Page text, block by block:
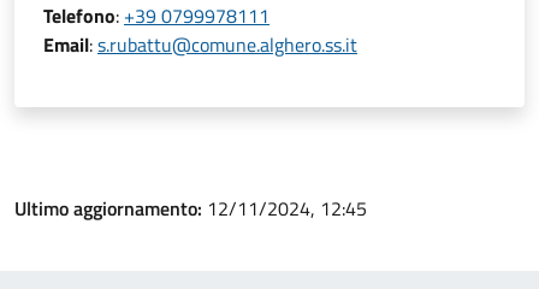
Telefono: +39 0799978111
Email:s.rubattu@comune.alghero.ss.it
Ultimo aggiornamento: 12/11/2024, 12:45